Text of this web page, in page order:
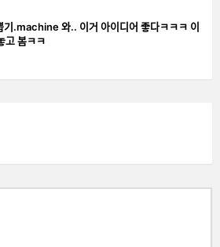
뽑기.machine 와.. 이거 아이디어 좋다ㅋㅋㅋ 이
봄ㅋㅋ